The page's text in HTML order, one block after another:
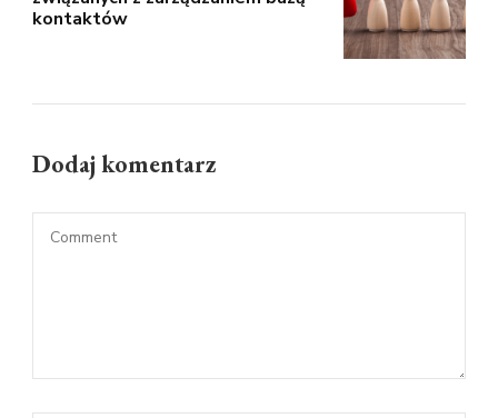
kontaktów
Dodaj komentarz